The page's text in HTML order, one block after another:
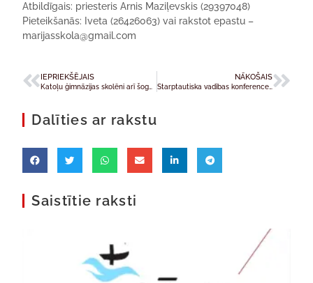
Atbildīgais: priesteris Arnis Maziļevskis (29397048)
Pieteikšanās: Iveta (26426063) vai rakstot epastu –
marijasskola@gmail.com
IEPRIEKŠĒJAIS NĀKOŠAIS
Starptautiska vadības konference – GLS
Dalīties ar rakstu
Saistītie raksti